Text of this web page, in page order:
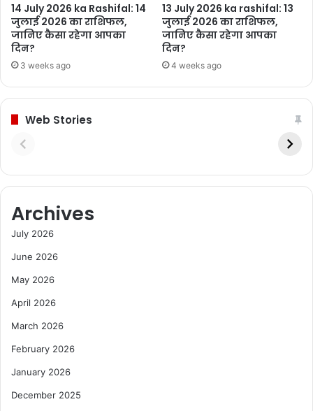
14 July 2026 ka Rashifal: 14
जुलाई 2026 का राशिफल,
जानिए कैसा रहेगा आपका
दिन?
3 weeks ago
13 July 2026 ka rashifal: 13
जुलाई 2026 का राशिफल,
जानिए कैसा रहेगा आपका
दिन?
4 weeks ago
Web Stories
Archives
July 2026
June 2026
May 2026
April 2026
March 2026
February 2026
January 2026
December 2025